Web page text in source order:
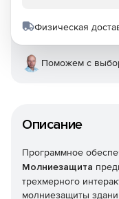
Описание
Программное
Молниезащита
трехмерного
молниезащиты
Физическая
Поможем с